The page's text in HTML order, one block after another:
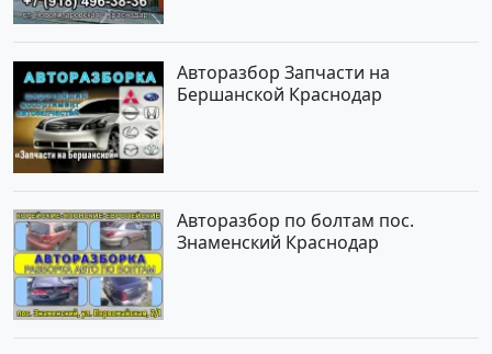
Авторазбор Запчасти на
Бершанской Краснодар
Авторазбор по болтам пос.
Знаменский Краснодар